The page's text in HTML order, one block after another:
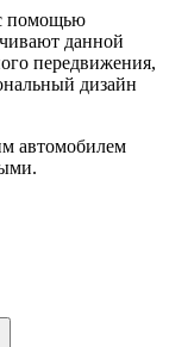
помощью
данной
передвижения,
дизайн
автомобилем